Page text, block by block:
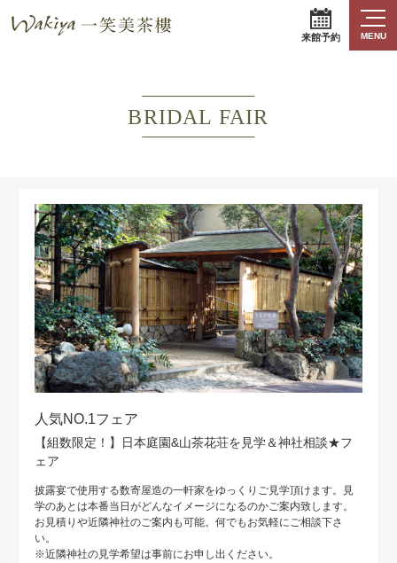
来館予約 MENU
BRIDAL FAIR
人気NO.1フェア
【組数限定！】日本庭園&山茶花荘を見学＆神社相談★フ
ェア
披露宴で使用する数寄屋造の一軒家をゆっくりご見学頂けます。見
学のあとは本番当日がどんなイメージになるのかご案内致します。
お見積りや近隣神社のご案内も可能。何でもお気軽にご相談下さ
い。
※近隣神社の見学希望は事前にお申し出ください。